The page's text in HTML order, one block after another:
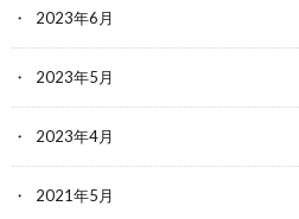
2023年6月
2023年5月
2023年4月
2021年5月